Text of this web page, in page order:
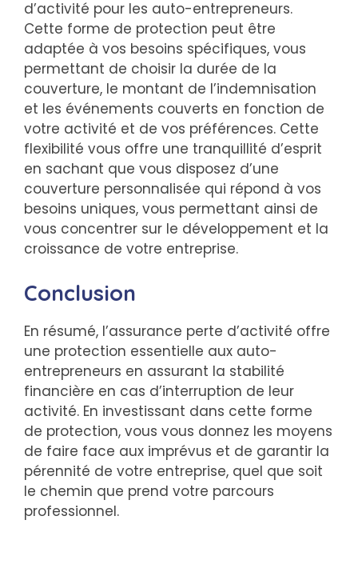
d’activité pour les auto-entrepreneurs.
Cette forme de protection peut être
adaptée à vos besoins spécifiques, vous
permettant de choisir la durée de la
couverture, le montant de l’indemnisation
et les événements couverts en fonction de
votre activité et de vos préférences. Cette
flexibilité vous offre une tranquillité d’esprit
en sachant que vous disposez d’une
couverture personnalisée qui répond à vos
besoins uniques, vous permettant ainsi de
vous concentrer sur le développement et la
croissance de votre entreprise.
Conclusion
En résumé, l’assurance perte d’activité offre
une protection essentielle aux auto-
entrepreneurs en assurant la stabilité
financière en cas d’interruption de leur
activité. En investissant dans cette forme
de protection, vous vous donnez les moyens
de faire face aux imprévus et de garantir la
pérennité de votre entreprise, quel que soit
le chemin que prend votre parcours
professionnel.